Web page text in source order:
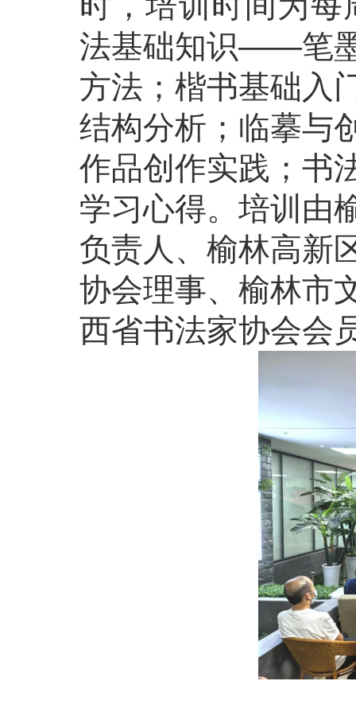
法基础知识——笔
方法；楷书基础
结构分析；临摹与
作品创作实践；书
学习心得。培训由
负责人、榆林高新
协会理事、榆林市
西省书法家协会会